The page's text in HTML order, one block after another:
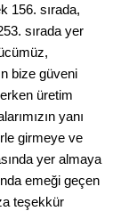
156. sırada,
sırada yer
bize güveni
üretim
yanı
girmeye ve
yer almaya
emeği geçen
teşekkür